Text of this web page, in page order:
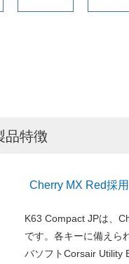
品特徴
Cherry MX Red採
K63 Compact JPは、
です。各キーに備えら
バソフトCorsair Utility